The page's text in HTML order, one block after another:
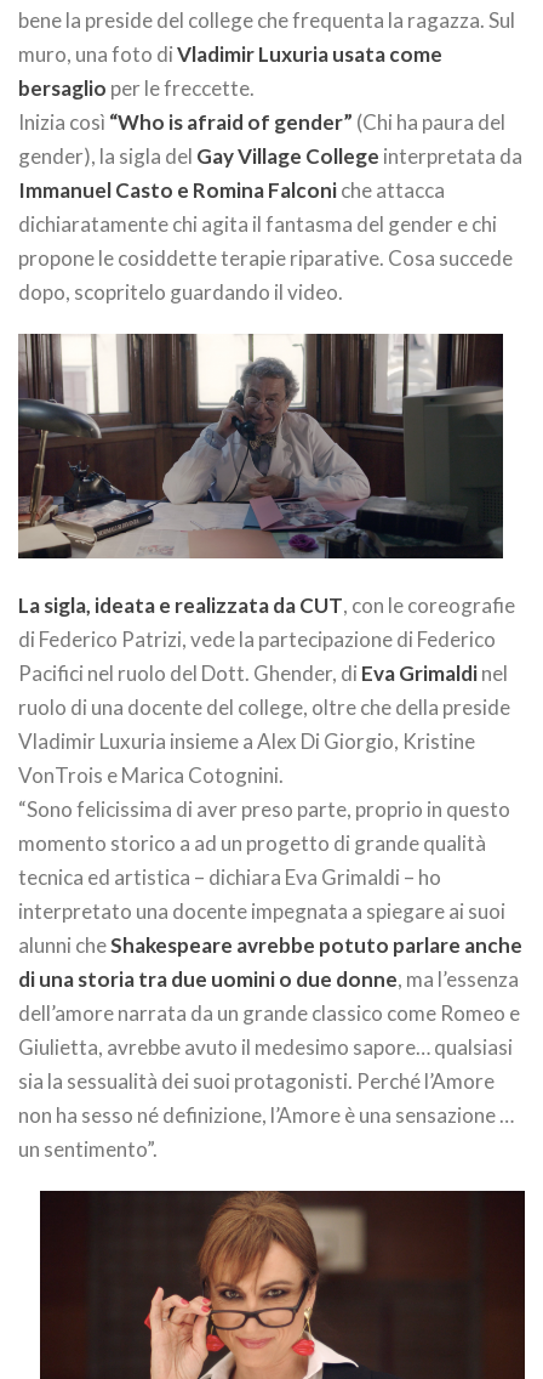
bene la preside del college che frequenta la ragazza. Sul
muro, una foto diVladimir Luxuria usata come
bersaglio per le freccette.
Inizia così “Who is afraid of gender” (Chi ha paura del
gender), la sigla del Gay Village College interpretata da
Immanuel Casto e Romina Falconiche attacca
dichiaratamente chi agita il fantasma del gender e chi
propone le cosiddette terapie riparative. Cosa succede
dopo, scopritelo guardando il video.
La sigla, ideata e realizzata da CUT, con le coreografie
di Federico Patrizi, vede la partecipazione di Federico
Pacifici nel ruolo del Dott. Ghender, di Eva Grimaldinel
ruolo di una docente del college, oltre che della preside
Vladimir Luxuria insieme a Alex Di Giorgio, Kristine
VonTrois e Marica Cotognini.
“Sono felicissima di aver preso parte, proprio in questo
momento storico a ad un progetto di grande qualità
tecnica ed artistica – dichiara Eva Grimaldi – ho
interpretato una docente impegnata a spiegare ai suoi
alunni cheShakespeare avrebbe potuto parlare anche
di una storia tra due uomini o due donne, ma l’essenza
dell’amore narrata da un grande classico come Romeo e
Giulietta, avrebbe avuto il medesimo sapore… qualsiasi
sia la sessualità dei suoi protagonisti. Perché l’Amore
non ha sesso né definizione, l’Amore è una sensazione …
un sentimento”.